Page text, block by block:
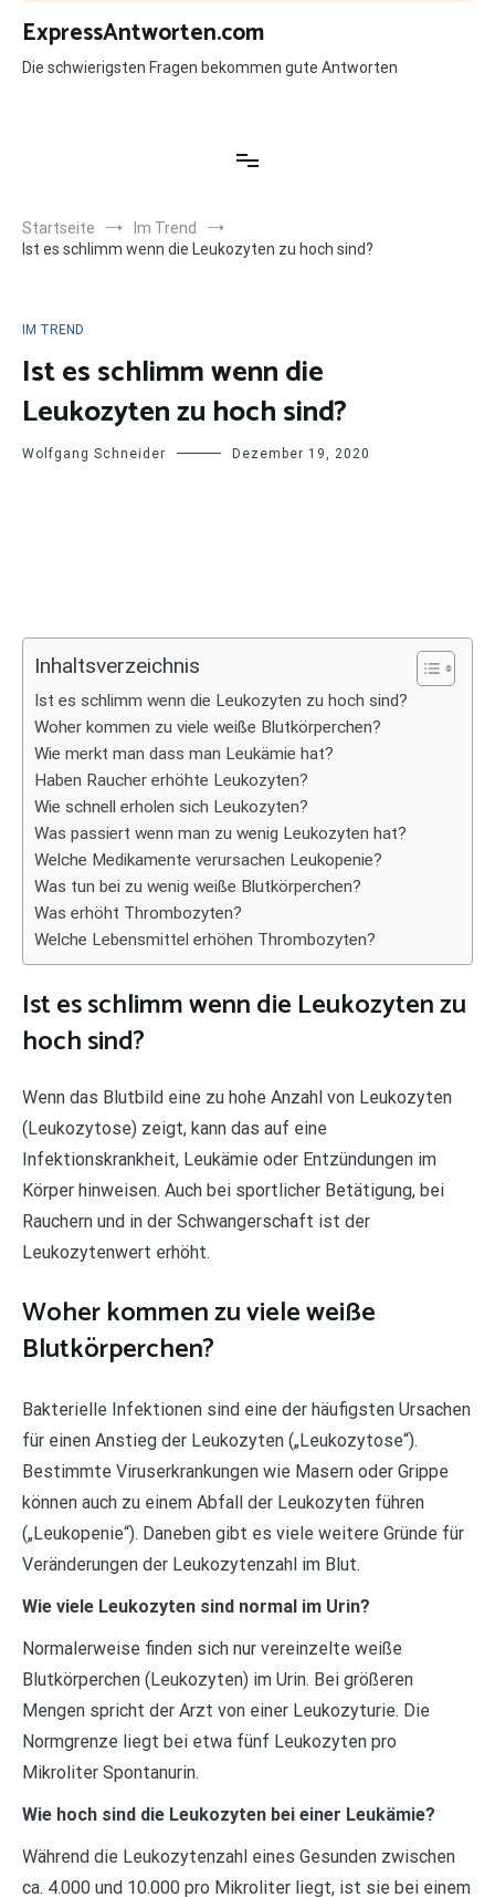
Zum
Inhalt
springen
ExpressAntworten.com
Die schwierigsten Fragen bekommen gute Antworten
Startseite
Im Trend
Ist es schlimm wenn die Leukozyten zu hoch sind?
IM TREND
Ist es schlimm wenn die
Leukozyten zu hoch sind?
Wolfgang Schneider Dezember 19, 2020
Inhaltsverzeichnis
Ist es schlimm wenn die Leukozyten zu hoch sind?
Woher kommen zu viele weiße Blutkörperchen?
Wie merkt man dass man Leukämie hat?
Haben Raucher erhöhte Leukozyten?
Wie schnell erholen sich Leukozyten?
Was passiert wenn man zu wenig Leukozyten hat?
Welche Medikamente verursachen Leukopenie?
Was tun bei zu wenig weiße Blutkörperchen?
Was erhöht Thrombozyten?
Welche Lebensmittel erhöhen Thrombozyten?
Ist es schlimm wenn die Leukozyten zu
hoch sind?
Wenn das Blutbild eine zu hohe Anzahl von Leukozyten
(Leukozytose) zeigt, kann das auf eine
Infektionskrankheit, Leukämie oder Entzündungen im
Körper hinweisen. Auch bei sportlicher Betätigung, bei
Rauchern und in der Schwangerschaft ist der
Leukozytenwert erhöht.
Woher kommen zu viele weiße
Blutkörperchen?
Bakterielle Infektionen sind eine der häufigsten Ursachen
für einen Anstieg der Leukozyten („Leukozytose“).
Bestimmte Viruserkrankungen wie Masern oder Grippe
können auch zu einem Abfall der Leukozyten führen
(„Leukopenie“). Daneben gibt es viele weitere Gründe für
Veränderungen der Leukozytenzahl im Blut.
Wie viele Leukozyten sind normal im Urin?
Normalerweise finden sich nur vereinzelte weiße
Blutkörperchen (Leukozyten) im Urin. Bei größeren
Mengen spricht der Arzt von einer Leukozyturie. Die
Normgrenze liegt bei etwa fünf Leukozyten pro
Mikroliter Spontanurin.
Wie hoch sind die Leukozyten bei einer Leukämie?
Während die Leukozytenzahl eines Gesunden zwischen
ca. 4.000 und 10.000 pro Mikroliter liegt, ist sie bei einem